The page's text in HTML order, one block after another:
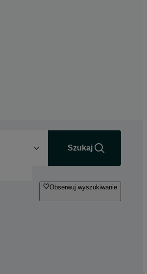
Szukaj
Obserwuj wyszukiwanie